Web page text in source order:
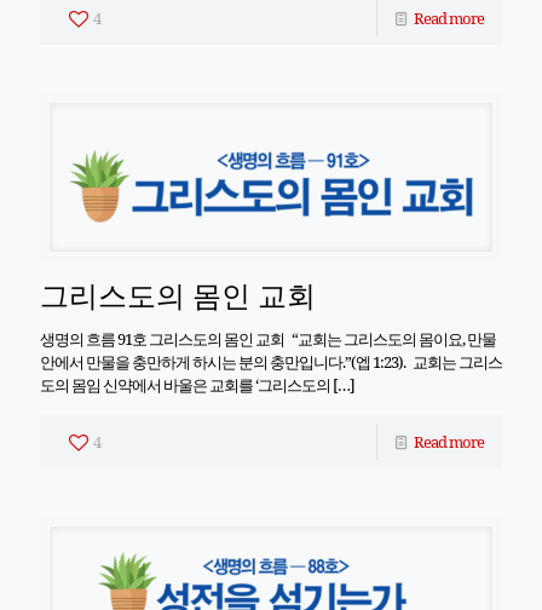
4 Read more
그리스도의 몸인 교회
생명의 흐름 91호 그리스도의 몸인 교회 “교회는 그리스도의 몸이요, 만물
안에서 만물을 충만하게 하시는 분의 충만입니다.”(엡 1:23). 교회는 그리스
도의 몸임 신약에서 바울은 교회를 ‘그리스도의 […]
4 Read more